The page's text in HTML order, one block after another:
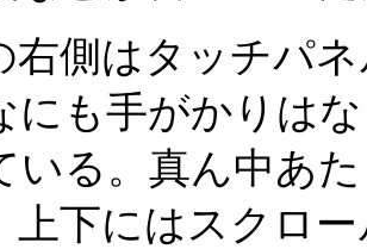
側はタッチパ
にも手がかりは
いる。真ん中あ
上下にはスクロ